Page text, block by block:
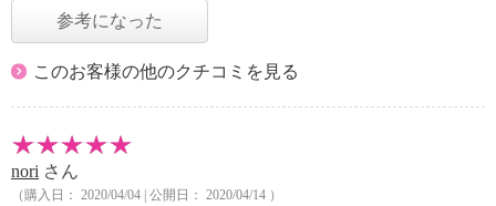
参考になった
このお客様の他のクチコミを見る
nori さん
（購入日： 2020/04/04 | 公開日： 2020/04/14 ）